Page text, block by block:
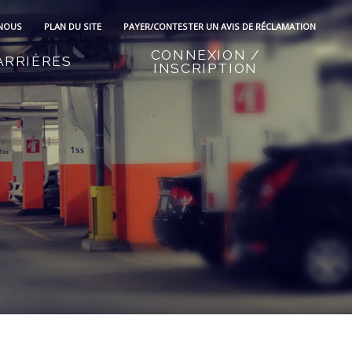
PAYER/CONTESTER UN AVIS DE RÉCLAMATION
PLAN DU SITE
CONNEXION /
INSCRIPTION